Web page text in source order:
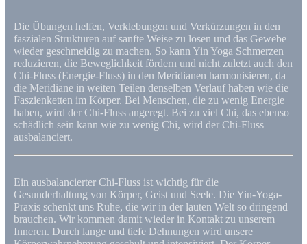
Die Übungen helfen, Verklebungen und Verkürzungen in den
faszialen Strukturen auf sanfte Weise zu lösen und das Gewebe
wieder geschmeidig zu machen. So kann Yin Yoga Schmerzen
reduzieren, die Beweglichkeit fördern und nicht zuletzt auch den
Chi-Fluss (Energie-Fluss) in den Meridianen harmonisieren, da
die Meridiane in weiten Teilen denselben Verlauf haben wie die
Faszienketten im Körper. Bei Menschen, die zu wenig Energie
haben, wird der Chi-Fluss angeregt. Bei zu viel Chi, das ebenso
schädlich sein kann wie zu wenig Chi, wird der Chi-Fluss
ausbalanciert.
Ein ausbalancierter Chi-Fluss ist wichtig für die
Gesunderhaltung von Körper, Geist und Seele. Die Yin-Yoga-
Praxis schenkt uns Ruhe, die wir in der lauten Welt so dringend
brauchen. Wir kommen damit wieder in Kontakt zu unserem
Inneren. Durch lange und tiefe Dehnungen wird unsere